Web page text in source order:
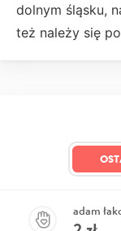
dolnym śląsku,
też należy się
adam